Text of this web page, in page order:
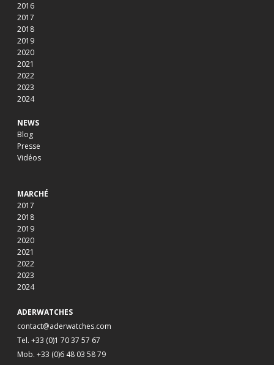
2016
2017
2018
2019
2020
2021
2022
2023
2024
NEWS
Blog
Presse
Vidéos
MARCHÉ
2017
2018
2019
2020
2021
2022
2023
2024
ADERWATCHES
contact@aderwatches.com
Tel. +33 (0)1 70 37 57 67
Mob. +33 (0)6 48 03 58 79